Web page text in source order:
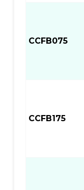
CCFB075
CCFB175